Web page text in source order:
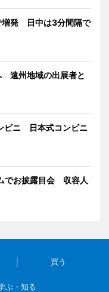
増発 日中は3分間隔で
遠州地域の出展者と
ビニ 日本式コンビニ
でお披露目会 収容人
買う
ぶ・知る